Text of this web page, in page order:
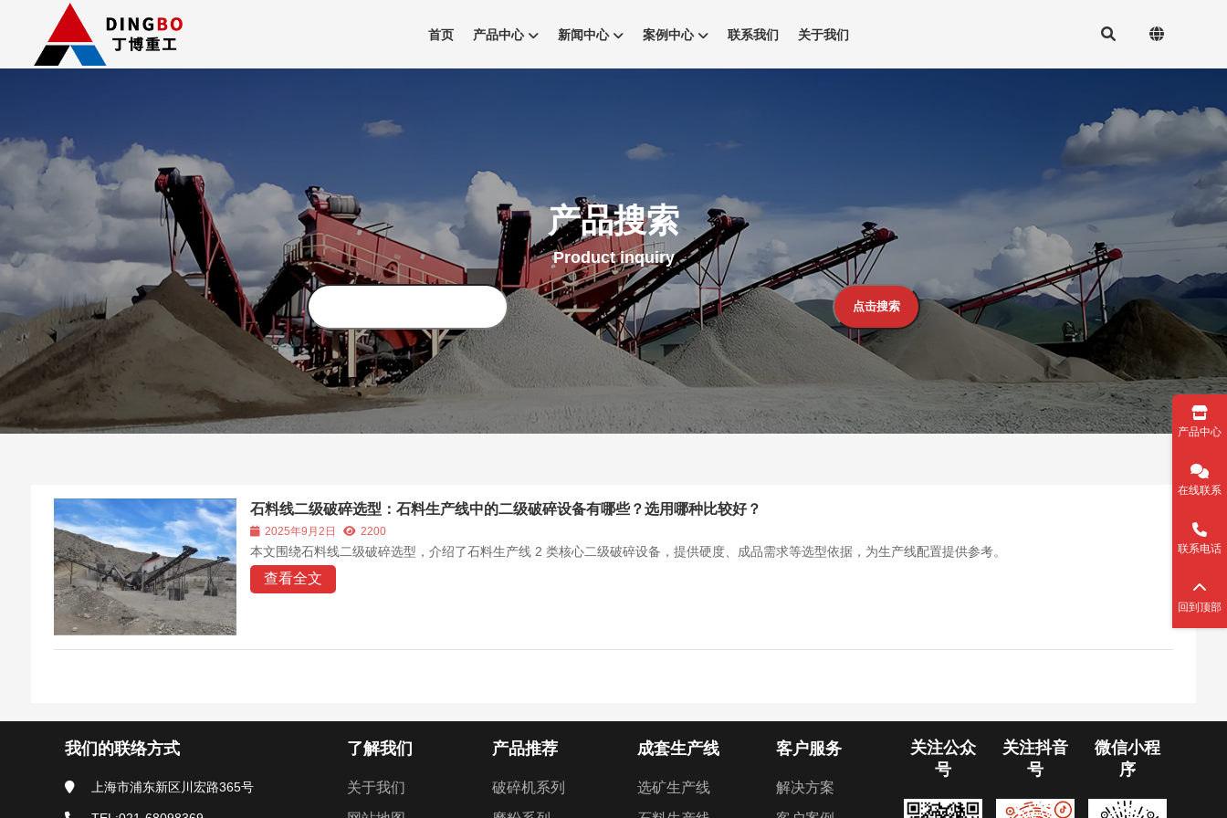
首页 产品中心 新闻中心 案例中心 联系我们 关于我们
产品搜索
Product inquiry
搜
索
点击搜索
石料线二级破碎选型：石料生产线中的二级破碎设备有哪些？选用哪种比较好？
2025年9月2日 2200
本文围绕石料线二级破碎选型，介绍了石料生产线 2 类核心二级破碎设备，提供硬度、成品需求等选型依据，为生产线配置提供参考。
查看全文
我们的联络方式
上海市浦东新区川宏路365号
了解我们
关于我们
产品推荐
破碎机系列
成套生产线
选矿生产线
客户服务
解决方案
关注公众
号
关注抖音
号
微信小程
序
产品中心
在线联系
联系电话
回到顶部